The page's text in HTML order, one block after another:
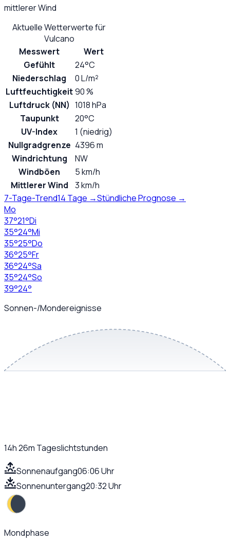
mittlerer Wind
Aktuelle Wetterwerte für
Vulcano
Messwert
Wert
Gefühlt
24°C
Niederschlag
0 L/m²
Luftfeuchtigkeit90 %
Luftdruck (NN) 1018 hPa
Taupunkt
20°C
UV-Index
1 (niedrig)
Nullgradgrenze 4396 m
Windrichtung
NW
Windböen
5 km/h
Mittlerer Wind
3 km/h
7-Tage-Trend14 Tage →Stündliche Prognose →
Mo
37°21°Di
35°24°Mi
35°25°Do
36°25°Fr
36°24°Sa
35°24°So
39°24°
Sonnen-/Mondereignisse
14h 26m Tageslichtstunden
Sonnenaufgang06:06 Uhr
Sonnenuntergang20:32 Uhr
Mondphase